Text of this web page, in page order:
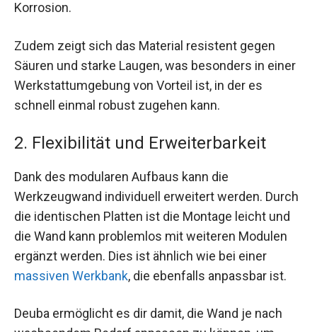
Korrosion.
Zudem zeigt sich das Material resistent gegen
Säuren und starke Laugen, was besonders in einer
Werkstattumgebung von Vorteil ist, in der es
schnell einmal robust zugehen kann.
2. Flexibilität und Erweiterbarkeit
Dank des modularen Aufbaus kann die
Werkzeugwand individuell erweitert werden. Durch
die identischen Platten ist die Montage leicht und
die Wand kann problemlos mit weiteren Modulen
ergänzt werden. Dies ist ähnlich wie bei einer
massiven Werkbank, die ebenfalls anpassbar ist.
Deuba ermöglicht es dir damit, die Wand je nach